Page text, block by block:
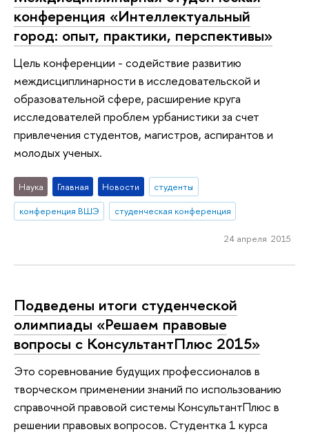
конференция «Интеллектуальный
город: опыт, практики, перспективы»
Цель конференции - содействие развитию
междисциплинарности в исследовательской и
образовательной сфере, расширение круга
исследователей проблем урбанистики за счет
привлечения студентов, магистров, аспирантов и
молодых ученых.
Наука Главная Новости
студенты
конференция ВШЭ
студенческая конференция
24 апреля 2015
Подведены итоги студенческой
олимпиады «Решаем правовые
вопросы с КонсультантПлюс 2015»
Это соревнование будущих профессионалов в
творческом применении знаний по использованию
справочной правовой системы КонсультантПлюс в
решении правовых вопросов. Студентка 1 курса